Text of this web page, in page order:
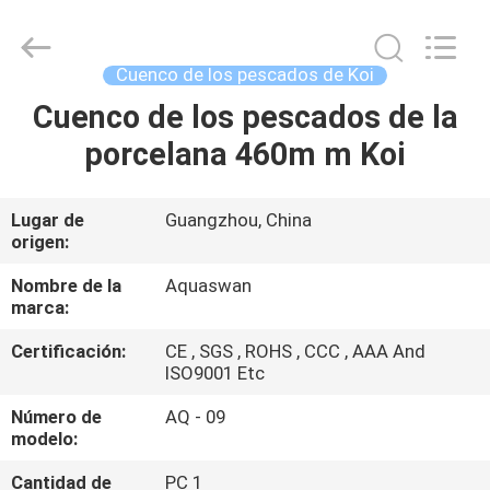
HOGAR
SOBRE
NOSOTROS
VIAJE
DE
LA
FÁBRICA
aquaswan
water
Reserved.
Cuenco de los pescados de Koi
Cuenco de los pescados de la
porcelana 460m m Koi
Lugar de
origen:
Guangzhou, China
Nombre de la
marca:
Aquaswan
Certificación:
CE , SGS , ROHS , CCC , AAA And
ISO9001 Etc
Número de
modelo:
AQ - 09
Cantidad de PC 1